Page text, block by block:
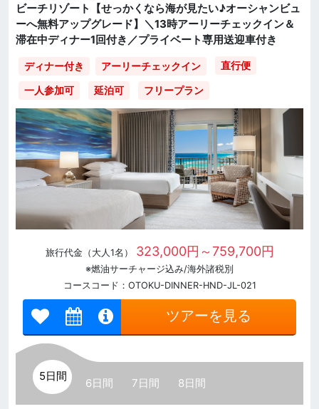
ビーチリゾート【せっかくなら海が見たい♪オーシャンビュ
ーへ無料アップグレード】＼13時アーリーチェックイン＆
滞在中ディナー1回付き／プライベート専用送迎車付き
ディナー付き アーリーチェックイン 直行便
一人参加可 延泊可 フリープラン
旅行代金（大人1名） 323,000円～759,700円
※燃油サーチャージ込み/海外諸税別
コースコード：OTOKU-DINNER-HND-JL-021
ツアーを見る
5日間
6日間 7日間 8日間